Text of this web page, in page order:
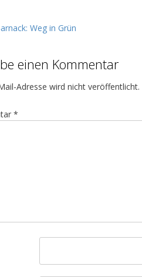
Weg in Grün
einen Kommentar
Adresse wird nicht veröffentlicht.
*